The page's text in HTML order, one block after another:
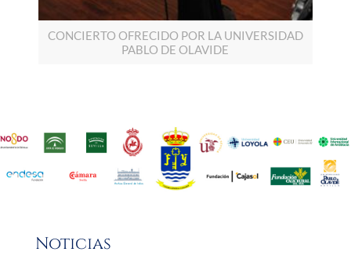
CONCIERTO OFRECIDO POR LA UNIVERSIDAD
PABLO DE OLAVIDE
Noticias